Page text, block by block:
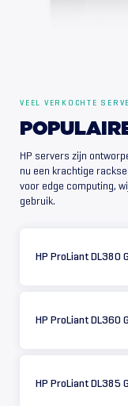
VEEL VERKOCHTE
HP servers zijn
nu een krachtige
voor edge computing,
gebruik.
HP ProLiant DL380
HP ProLiant DL360
HP ProLiant DL385